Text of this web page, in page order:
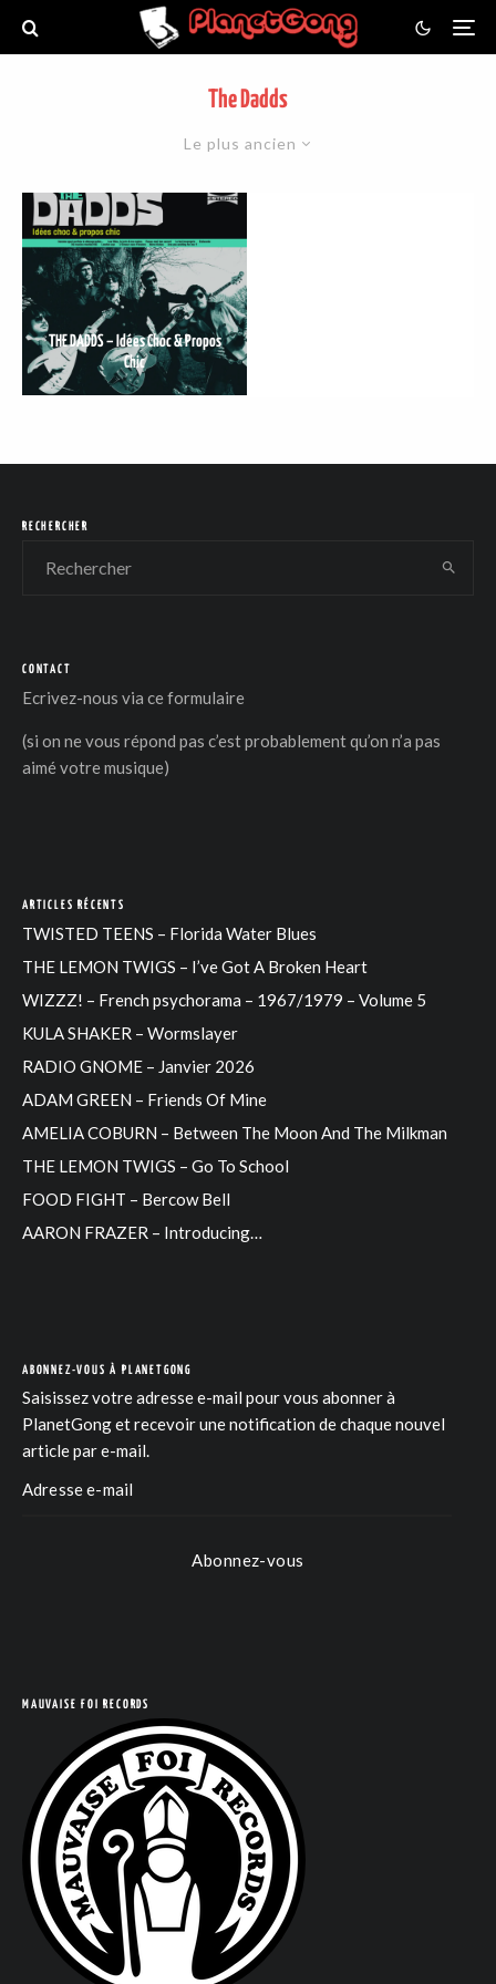
The Dadds
Le plus ancien
THE DADDS – Idées Choc & Propos
Chic
RECHERCHER
CONTACT
Ecrivez-nous via ce formulaire
(si on ne vous répond pas c’est probablement qu’on n’a pas
aimé votre musique)
ARTICLES RÉCENTS
TWISTED TEENS – Florida Water Blues
THE LEMON TWIGS – I’ve Got A Broken Heart
WIZZZ! – French psychorama – 1967/1979 – Volume 5
KULA SHAKER – Wormslayer
RADIO GNOME – Janvier 2026
ADAM GREEN – Friends Of Mine
AMELIA COBURN – Between The Moon And The Milkman
THE LEMON TWIGS – Go To School
FOOD FIGHT – Bercow Bell
AARON FRAZER – Introducing…
ABONNEZ-VOUS À PLANETGONG
Saisissez votre adresse e-mail pour vous abonner à
PlanetGong et recevoir une notification de chaque nouvel
article par e-mail.
Abonnez-vous
MAUVAISE FOI RECORDS